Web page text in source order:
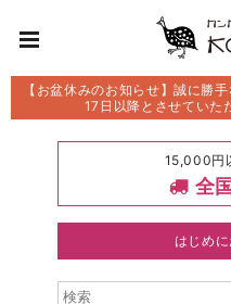
【お盆休みのお知らせ】誠に勝
17日以降とさせていた
15,000円
全
はじめ